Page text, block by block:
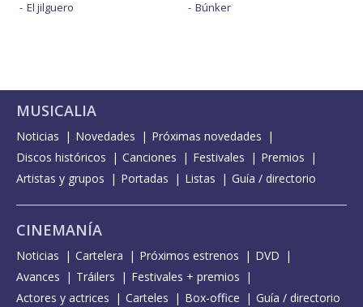
El jilguero
Búnker
MUSICALIA
Noticias Novedades
Próximas novedades
Discos históricos
Canciones Festivales
Premios
Artistas y grupos
Portadas Listas Guía / directorio
CINEMANÍA
Noticias Cartelera Próximos estrenos
DVD
Avances
Tráilers
Festivales + premios
Actores y actrices
Carteles Box-office Guía / directorio